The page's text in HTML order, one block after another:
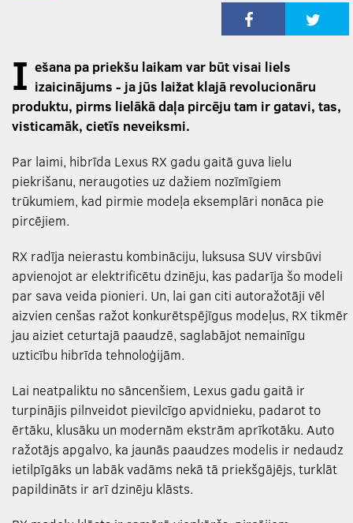
I ešana pa priekšu laikam var būt visai liels
izaicinājums - ja jūs laižat klajā revolucionāru
produktu, pirms lielākā daļa pircēju tam ir gatavi, tas,
visticamāk, cietīs neveiksmi.
Par laimi, hibrīda Lexus RX gadu gaitā guva lielu
piekrišanu, neraugoties uz dažiem nozīmīgiem
trūkumiem, kad pirmie modeļa eksemplāri nonāca pie
pircējiem.
RX radīja neierastu kombināciju, luksusa SUV virsbūvi
apvienojot ar elektrificētu dzinēju, kas padarīja šo modeli
par sava veida pionieri. Un, lai gan citi autoražotāji vēl
aizvien cenšas ražot konkurētspējīgus modeļus, RX tikmēr
jau aiziet ceturtajā paaudzē, saglabājot nemainīgu
uzticību hibrīda tehnoloģijām.
Lai neatpaliktu no sāncenšiem, Lexus gadu gaitā ir
turpinājis pilnveidot pievilcīgo apvidnieku, padarot to
ērtāku, klusāku un modernām ekstrām aprīkotāku. Auto
ražotājs apgalvo, ka jaunās paaudzes modelis ir nedaudz
ietilpīgāks un labāk vadāms nekā tā priekšgājējs, turklāt
papildināts ir arī dzinēju klāsts.